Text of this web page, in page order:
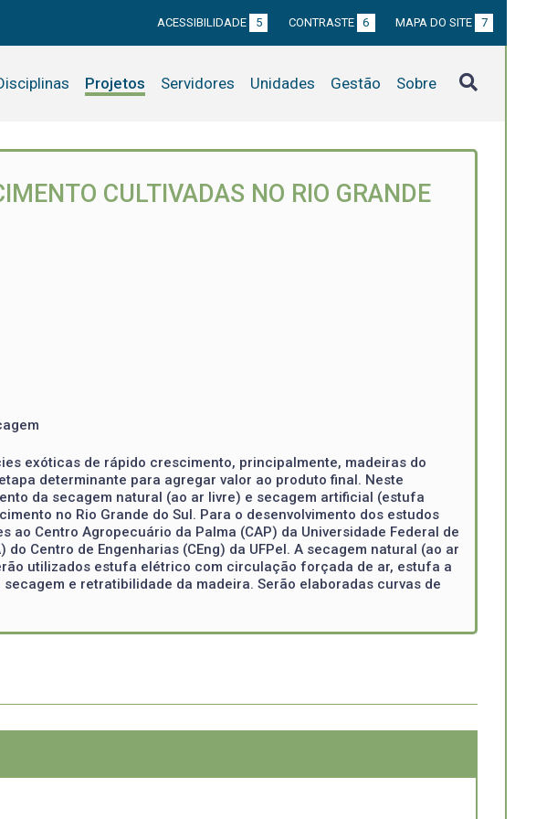
ACESSIBILIDADE 5 CONTRASTE 6 MAPA DO SITE 7
Projetos Servidores Unidades Gestão Sobre
CULTIVADAS NO RIO GRANDE
exóticas de rápido crescimento, principalmente, madeiras do
determinante para agregar valor ao produto final. Neste
da secagem natural (ao ar livre) e secagem artificial (estufa
no Rio Grande do Sul. Para o desenvolvimento dos estudos
Centro Agropecuário da Palma (CAP) da Universidade Federal de
Centro de Engenharias (CEng) da UFPel. A secagem natural (ao ar
utilizados estufa elétrico com circulação forçada de ar, estufa a
e retratibilidade da madeira. Serão elaboradas curvas de